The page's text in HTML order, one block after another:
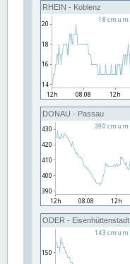
RHEIN - Koblenz
DONAU - Passau
ODER - Eisenhüttenstadt